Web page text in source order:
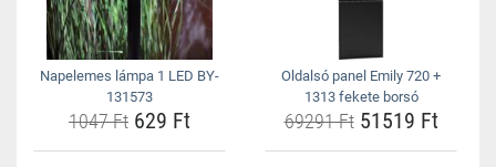
Napelemes lámpa 1 LED BY-
131573
1047 Ft 629 Ft
Oldalsó panel Emily 720 +
1313 fekete borsó
69291 Ft51519 Ft